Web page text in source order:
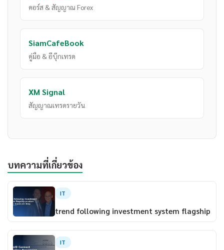
คอร์ส & สัญญาณ Forex
SiamCafeBook
คู่มือ & อีบุ๊กเทรด
XM Signal
สัญญาณเทรดรายวัน
บทความที่เกี่ยวข้อง
IT
trend following investment system flagship
IT